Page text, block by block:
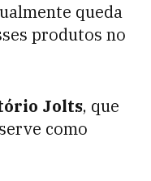
queda
produtos no
Jolts, que
como